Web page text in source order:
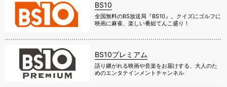
BS10
全国無料のBS放送局『BS10』。クイズにゴルフに
映画に麻雀、楽しい番組てんこ盛り！
BS10プレミアム
語り継がれる映画や音楽をお届けする、大人のた
めのエンタテインメントチャンネル